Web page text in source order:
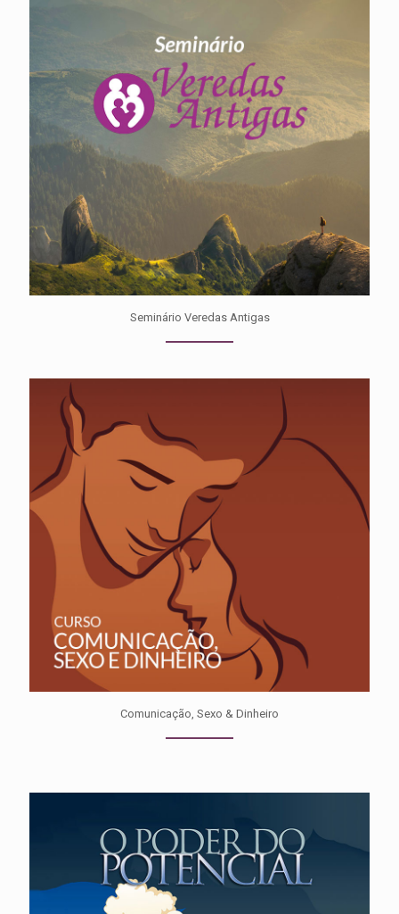
Seminário Veredas Antigas
Comunicação, Sexo & Dinheiro